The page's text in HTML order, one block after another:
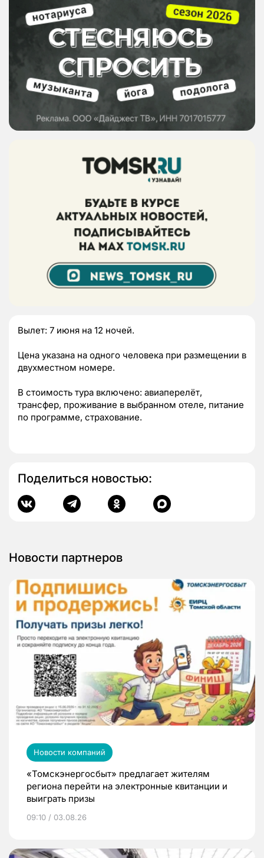
Вылет: 7 июня на 12 ночей.
Цена указана на одного человека при размещении в
двухместном номере.
В стоимость тура включено: авиаперелёт,
трансфер, проживание в выбранном отеле, питание
по программе, страхование.
Поделиться новостью:
Новости партнеров
Новости компаний
«Томскэнергосбыт» предлагает жителям
региона перейти на электронные квитанции и
выиграть призы
09:10 / 03.08.26